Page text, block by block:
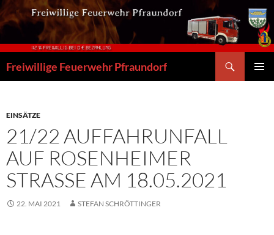
Zum
Inhalt
springen
Freiwillige Feuerwehr Pfraundorf
EINSÄTZE
21/22 AUFFAHRUNFALL
AUF ROSENHEIMER
STRASSE AM 18.05.2021
22. MAI 2021 STEFAN SCHRÖTTINGER